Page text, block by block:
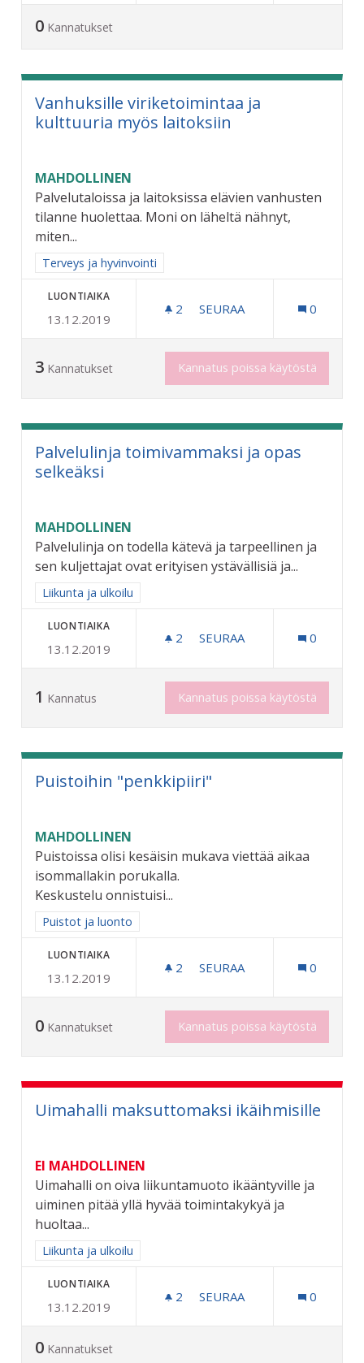
0 Kannatukset
Vanhuksille viriketoimintaa ja
kulttuuria myös laitoksiin
MAHDOLLINEN
Palvelutaloissa ja laitoksissa elävien vanhusten
tilanne huolettaa. Moni on läheltä nähnyt,
miten...
Rajaa tulokset aihepiirin mukaan: Terveys ja hyvinvointi
Terveys ja hyvinvointi
LUONTIAIKA
13.12.2019
2 2 SEURAAJAA
SEURAA 0
3 Kannatukset Kannatus poissa käytöstä
Palvelulinja toimivammaksi ja opas
selkeäksi
MAHDOLLINEN
Palvelulinja on todella kätevä ja tarpeellinen ja
sen kuljettajat ovat erityisen ystävällisiä ja...
Rajaa tulokset aihepiirin mukaan: Liikunta ja ulkoilu
Liikunta ja ulkoilu
LUONTIAIKA
13.12.2019
2 2 SEURAAJAA
SEURAA 0
1 Kannatus Kannatus poissa käytöstä
Puistoihin "penkkipiiri"
MAHDOLLINEN
Puistoissa olisi kesäisin mukava viettää aikaa
isommallakin porukalla.
Keskustelu onnistuisi...
Rajaa tulokset aihepiirin mukaan: Puistot ja luonto
Puistot ja luonto
LUONTIAIKA
13.12.2019
2 2 SEURAAJAA
SEURAA 0
0 Kannatukset Kannatus poissa käytöstä
Uimahalli maksuttomaksi ikäihmisille
EI MAHDOLLINEN
Uimahalli on oiva liikuntamuoto ikääntyville ja
uiminen pitää yllä hyvää toimintakykyä ja
huoltaa...
Rajaa tulokset aihepiirin mukaan: Liikunta ja ulkoilu
Liikunta ja ulkoilu
LUONTIAIKA
13.12.2019
2 2 SEURAAJAA
SEURAA 0
0 Kannatukset